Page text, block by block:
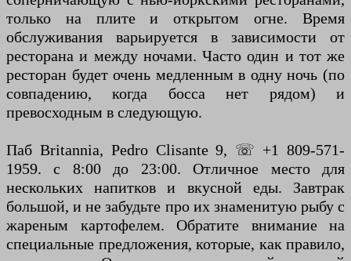
только на плите и открытом огне. Время
обслуживания варьируется в зависимости от
ресторана и между ночами. Часто один и тот же
ресторан будет очень медленным в одну ночь (по
совпадению, когда босса нет рядом) и
превосходным в следующую.
Паб Britannia, Pedro Clisante 9, ☏ +1 809-571-
1959. с 8:00 до 23:00. Отличное место для
нескольких напитков и вкусной еды. Завтрак
большой, и не забудьте про их знаменитую рыбу с
жареным картофелем. Обратите внимание на
специальные предложения, которые, как правило,